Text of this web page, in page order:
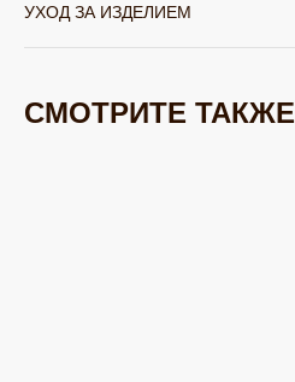
УХОД ЗА ИЗДЕЛИЕМ
СМОТРИТЕ ТАКЖЕ